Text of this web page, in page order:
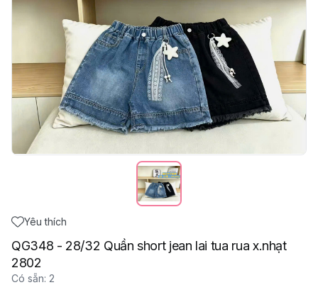
Yêu thích
QG348 - 28/32 Quần short jean lai tua rua x.nhạt
2802
Có sẵn: 2